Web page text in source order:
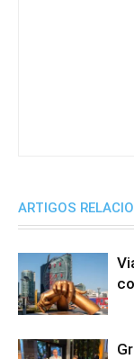
ARTIGOS